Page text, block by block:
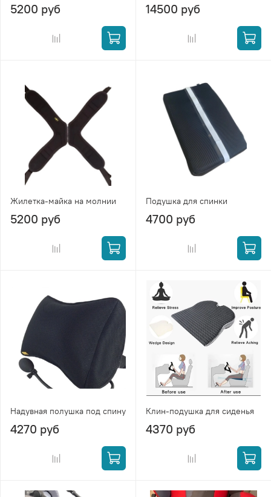
5200 руб 14500 руб
Жилетка-майка на молнии
5200 руб
Подушка для спинки
4700 руб
Надувная полушка под спину
4270 руб
Клин-подушка для сиденья
4370 руб